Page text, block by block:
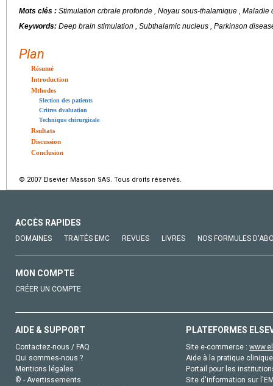
Mots clés : Stimulation crbrale profonde , Noyau sous-thalamique , Maladie
Keywords: Deep brain stimulation , Subthalamic nucleus , Parkinson
Plan
Résumé
Introduction
Mthodes
Slection des patients
Critres dvaluation
Technique chirurgicale
Rsultats
Discussion
Conclusion
© 2007 Elsevier Masson SAS. Tous droits réservés.
ACCÈS RAPIDES
DOMAINES TRAITÉS EMC REVUES LIVRES NOS FORMULES
MON COMPTE
CRÉER UN COMPTE
AIDE & SUPPORT
Contactez-nous / FAQ
Qui sommes-nous ?
Mentions légales
© - Avertissements
PLATEFORMES
Site e-commerce :
Aide à la pratique
Portail pour les
Site d'information sur